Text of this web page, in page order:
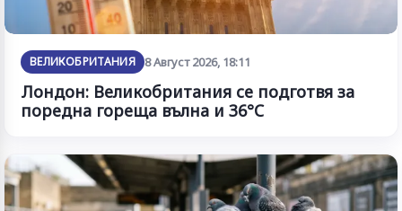
ВЕЛИКОБРИТАНИЯ 8 Август 2026, 18:11
Лондон: Великобритания се подготвя за
поредна гореща вълна и 36°C